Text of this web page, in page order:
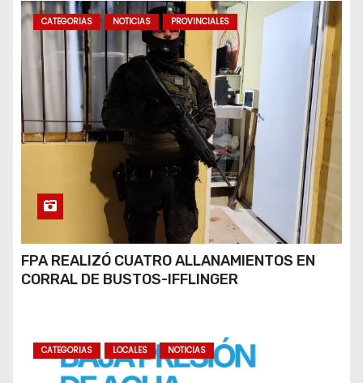
CATEGORIAS NOTICIAS PROVINCIALES
FPA REALIZÓ CUATRO ALLANAMIENTOS EN
CORRAL DE BUSTOS-IFFLINGER
CATEGORIAS LOCALES NOTICIAS